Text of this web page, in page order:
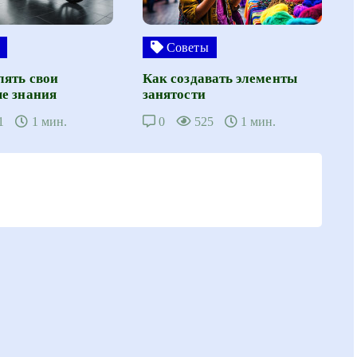
свои
знания
1 мин.
Советы
Как создавать элементы
занятости
0 525 1 мин.